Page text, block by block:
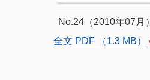
No.24（2010年07月）
全文 PDF （1.3 MB）